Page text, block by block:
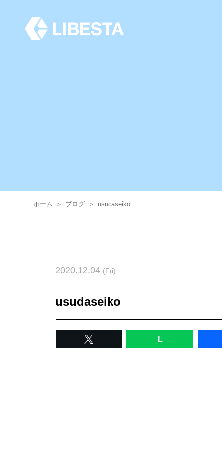
ホーム ＞ ブログ ＞ usudaseiko
2020.12.04 (Fri)
usudaseiko
L